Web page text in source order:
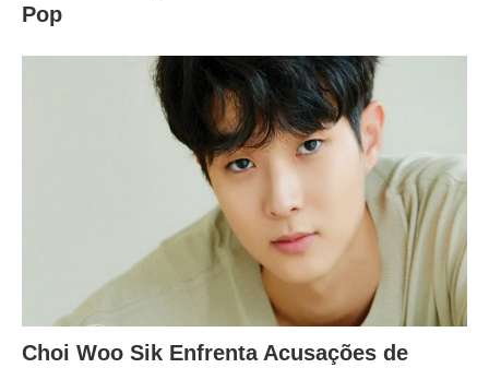
Pop
Choi Woo Sik Enfrenta Acusações de